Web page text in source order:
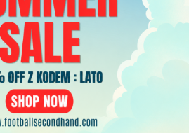
małe zaciągnięcia widoczne